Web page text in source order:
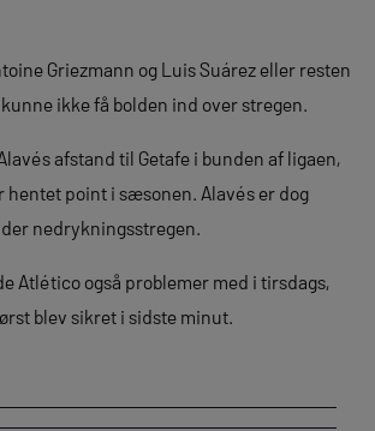
Griezmann og Luis Suárez eller resten
ikke få bolden ind over stregen.
afstand til Getafe i bunden af ligaen,
hentet point i sæsonen. Alavés er dog
nedrykningsstregen.
Atlético også problemer med i tirsdags,
blev sikret i sidste minut.